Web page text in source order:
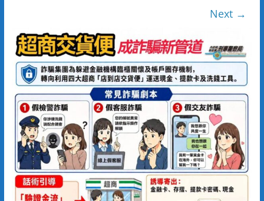
Next →